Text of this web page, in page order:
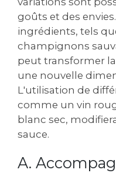
goûts et des
ingrédients, tels
champignons
peut transformer
une nouvelle
L'utilisation de
comme un vin
blanc sec,
sauce.
A.